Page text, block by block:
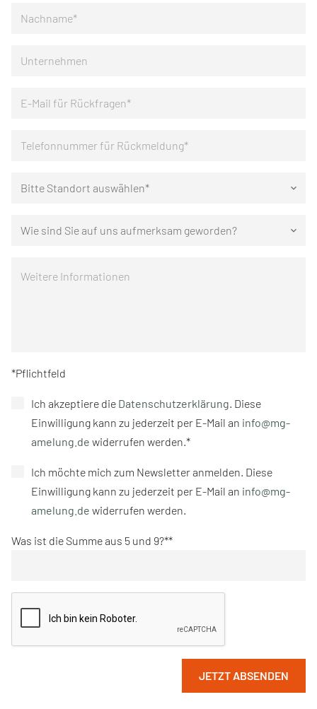
Bitte Standort auswählen* keyboard_arrow_down
Wie sind Sie auf uns aufmerksam geworden? keyboard_arrow_down
*Pflichtfeld
Ich akzeptiere die Datenschutzerklärung . Diese
Einwilligung kann zu jederzeit per E-Mail an info@mg-
amelung.de widerrufen werden.*
Ich möchte mich zum Newsletter anmelden. Diese
Einwilligung kann zu jederzeit per E-Mail an info@mg-
amelung.de widerrufen werden.
Was ist die Summe aus 5 und 9?*
JETZT ABSENDEN